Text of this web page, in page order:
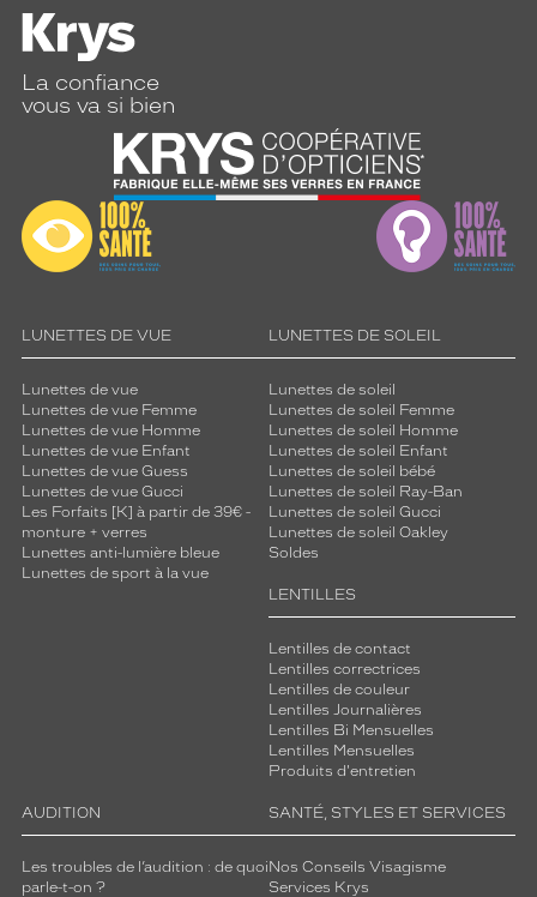
La confiance
vous va si bien
LUNETTES DE VUE
Lunettes de vue
Lunettes de vue Femme
Lunettes de vue Homme
Lunettes de vue Enfant
Lunettes de vue Guess
Lunettes de vue Gucci
Les Forfaits [K] à partir de 39€ -
monture + verres
Lunettes anti-lumière bleue
Lunettes de sport à la vue
LUNETTES DE SOLEIL
Lunettes de soleil
Lunettes de soleil Femme
Lunettes de soleil Homme
Lunettes de soleil Enfant
Lunettes de soleil bébé
Lunettes de soleil Ray-Ban
Lunettes de soleil Gucci
Lunettes de soleil Oakley
Soldes
LENTILLES
Lentilles de contact
Lentilles correctrices
Lentilles de couleur
Lentilles Journalières
Lentilles Bi Mensuelles
Lentilles Mensuelles
Produits d'entretien
AUDITION
Les troubles de l’audition : de quoi
parle-t-on ?
SANTÉ, STYLES ET SERVICES
Nos Conseils Visagisme
Services Krys